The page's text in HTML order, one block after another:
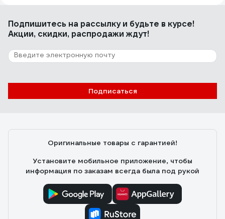
Качественный
25 отзывов
Отзыв об алюминиевом профиле FERON
черный 10371
Подпишитесь на рассылкуи будьте в курсе!
Акции, скидки, распродажи ждут!
Подписаться
Оригинальные товары с гарантией!
Установите мобильное приложение, чтобы
информация по заказам всегда была под рукой